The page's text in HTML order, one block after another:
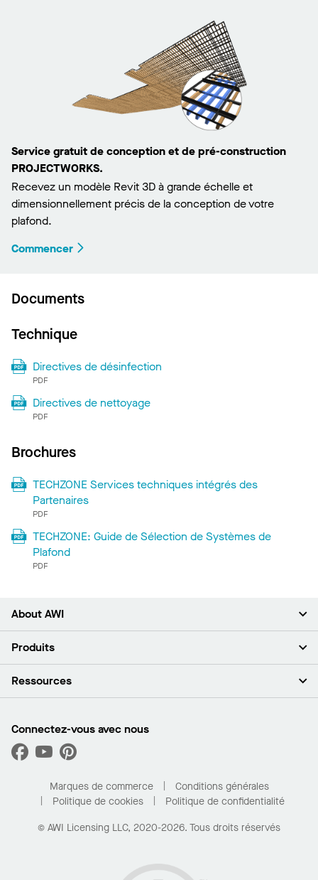
Service gratuit de conception et de pré-construction
PROJECTWORKS.
Recevez un modèle Revit 3D à grande échelle et
dimensionnellement précis de la conception de votre
plafond.
Commencer
Documents
Technique
Directives de désinfection
PDF
Directives de nettoyage
PDF
Brochures
TECHZONE Services techniques intégrés des
Partenaires
PDF
TECHZONE: Guide de Sélection de Systèmes de
Plafond
PDF
About AWI
À propos de nous
Espace presse
Quelles sont mes options d’achat?
Produits
Plafonds
Capacités sur mesure
Performance
Ressources
Trouver un distributeur
Trouver un distributeur
Pour la maison
Connectez-vous avec nous
Marques de commerce
Conditions générales
Politique de cookies
Politique de confidentialité
© AWI Licensing LLC, 2020-2026. Tous droits réservés